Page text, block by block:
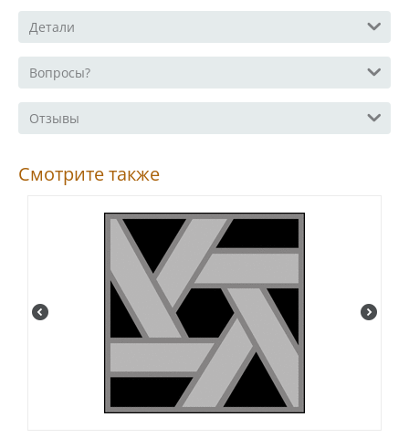
Детали
Вопросы?
Отзывы
Смотрите также